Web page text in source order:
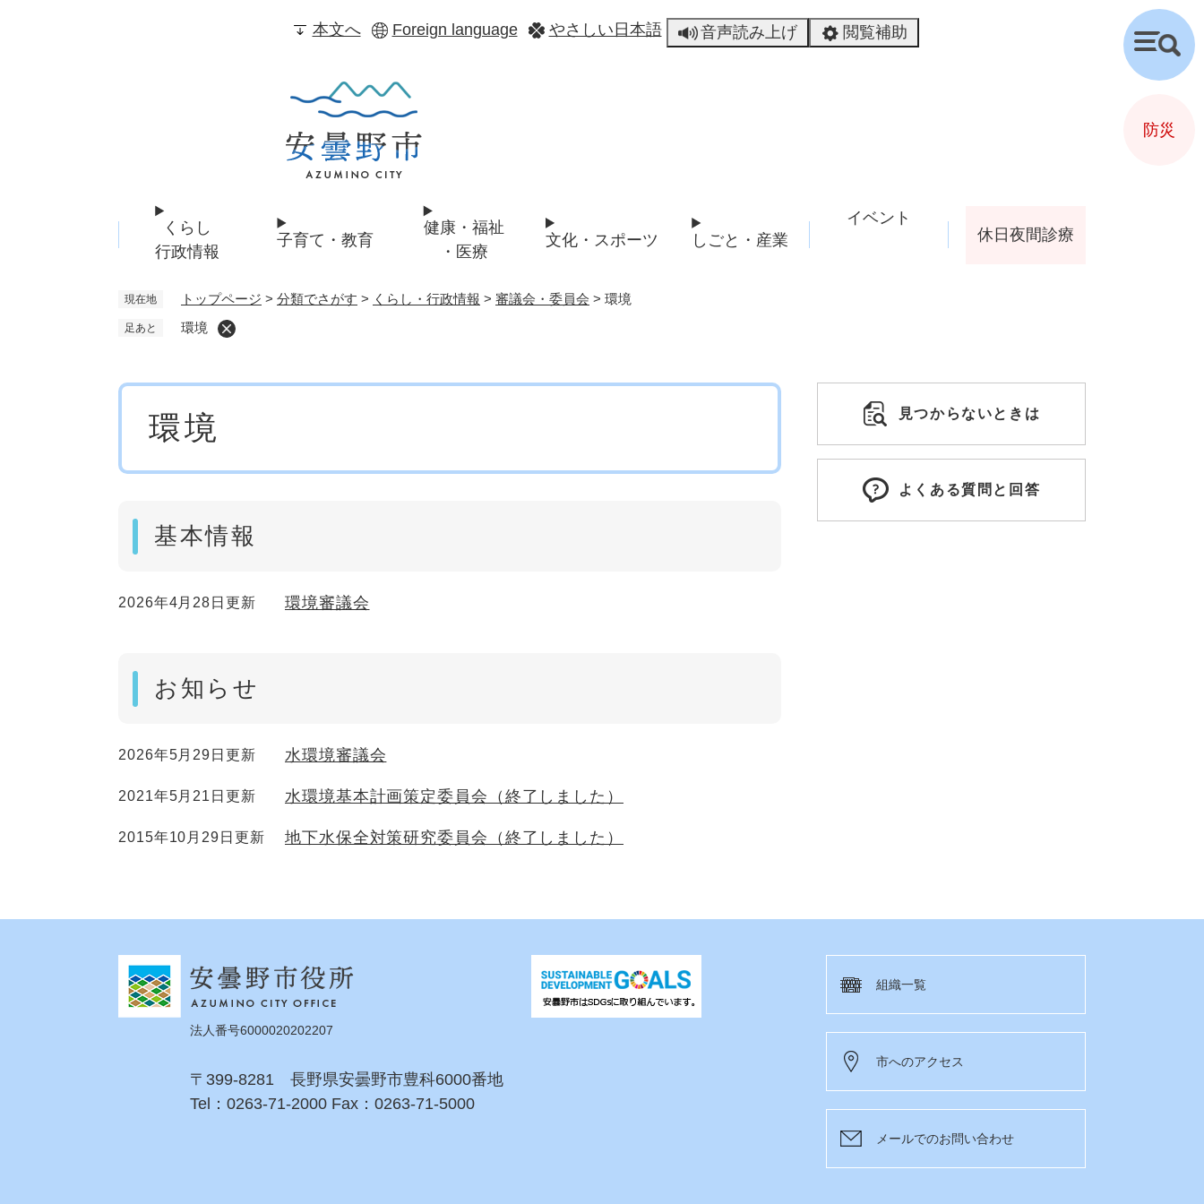
本文へ Foreign language やさしい日本語 音声読み上げ 閲覧補助
くらし
行政情報
子育て・教育
健康・福祉
・医療
文化・スポーツ しごと・産業
イベント
休日夜間診療
現在地 トップページ > 分類でさがす > くらし・行政情報 > 審議会・委員会 > 環境
足あと 環境
環境
基本情報
2026年4月28日更新 環境審議会
お知らせ
2026年5月29日更新 水環境審議会
2021年5月21日更新 水環境基本計画策定委員会（終了しました）
2015年10月29日更新 地下水保全対策研究委員会（終了しました）
見つからないときは
よくある質問と回答
検
索
防災
法人番号6000020202207
〒399-8281 長野県安曇野市豊科6000番地
Tel：0263-71-2000 Fax：0263-71-5000
組織一覧
市へのアクセス
メールでのお問い合わせ